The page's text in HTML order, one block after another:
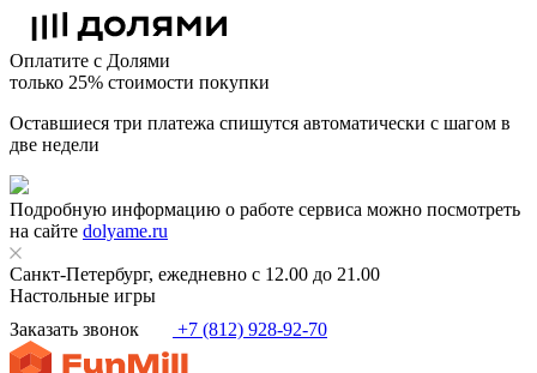
Оплатите с Долями
только 25% стоимости покупки
Оставшиеся три платежа спишутся автоматически с шагом в
две недели
Подробную информацию о работе сервиса можно посмотреть
на сайте dolyame.ru
Санкт-Петербург, ежедневно с 12.00 до 21.00
Настольные игры
Заказать звонок
+7 (812) 928-92-70